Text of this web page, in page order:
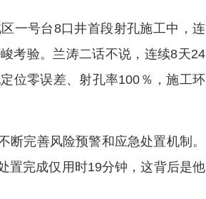
一号台8口井首段射孔施工中，连
考验。兰涛二话不说，连续8天24
位零误差、射孔率100％，施工环
完善风险预警和应急处置机制。
置完成仅用时19分钟，这背后是他